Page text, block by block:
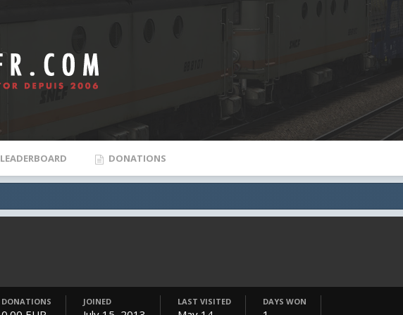
LEADERBOARD DONATIONS
DONATIONS JOINED LAST VISITED DAYS WON